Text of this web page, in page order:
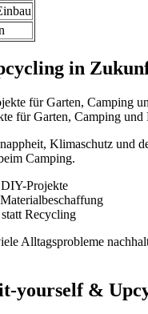
in
für Garten, Camping und
Klimaschutz und
Camping.
Projekte
Recycling
Alltagsprobleme
yourself &